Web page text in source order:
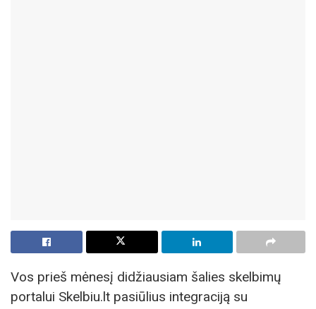
Vos prieš mėnesį didžiausiam šalies skelbimų
portalui Skelbiu.lt pasiūlius integraciją su